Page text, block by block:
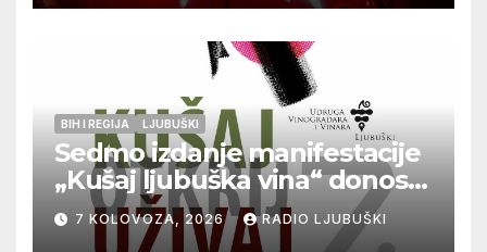
BIH I REGIJA LJUBUŠKI
Sedmo izdanje manifestacije
„Kušaj ljubuška vina“ donosi
vrhunska vina, gastronomiju i
glazbu
7 KOLOVOZA, 2026 RADIO LJUBUŠKI